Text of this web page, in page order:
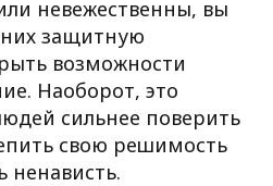
невежественны, вы
защитную
возможности
Наоборот, это
сильнее поверить
свою решимость
ненависть.